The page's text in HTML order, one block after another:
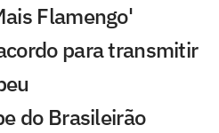
Flamengo'
para transmitir
do Brasileirão